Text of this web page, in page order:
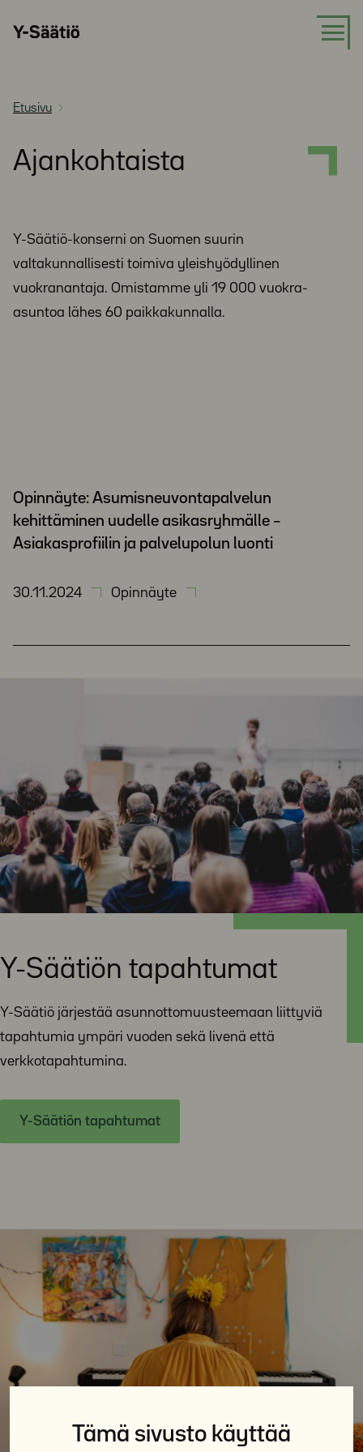
Tämä sivusto käyttää
suoraan
Y-
Etusivu
Ajankohtaista
Y-Säätiö-konserni on Suomen suurin
valtakunnallisesti toimiva yleishyödyllinen
vuokranantaja. Omistamme yli 19 000 vuokra-
asuntoa lähes 60 paikkakunnalla.
Opinnäyte: Asumisneuvontapalvelun
kehittäminen uudelle asikasryhmälle –
Asiakasprofiilin ja palvelupolun luonti
30.11.2024 Opinnäyte
Y-Säätiön tapahtumat
Y-Säätiö järjestää asunnottomuusteemaan liittyviä
tapahtumia ympäri vuoden sekä livenä että
verkkotapahtumina.
Y-Säätiön tapahtumat